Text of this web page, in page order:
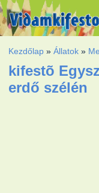
Kezdőlap »Állatok »
kifestõ
erdő szélén